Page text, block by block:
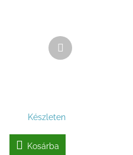
Készleten
Kosárba
Következő
termék